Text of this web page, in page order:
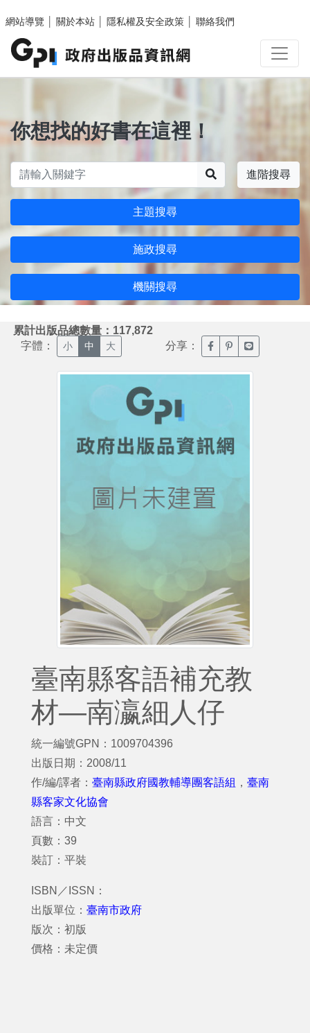
網站導覽
關於本站 隱私權及安全政策 聯絡我們
你想找的好書在這裡！
進階搜尋
主題搜尋
施政搜尋
機關搜尋
累計出版品總數量：117,872
字體： 小 中 大 分享： 臉書分享(另開新視窗)
噗浪分享(另開新
Line分享(另
臺南縣客語補充教
材—南瀛細人仔
統一編號GPN：1009704396
出版日期：2008/11
作/編/譯者： 臺南縣政府國教輔導團客語組 ， 臺南
縣客家文化協會
語言：中文
頁數：39
裝訂：平裝
ISBN／ISSN：
出版單位： 臺南市政府
版次：初版
價格：未定價